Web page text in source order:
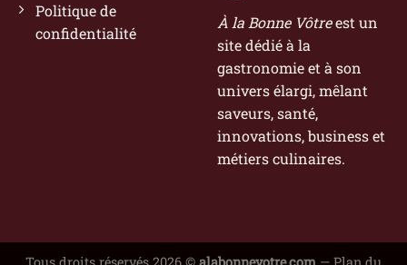
Politique de
confidentialité
À la Bonne Vôtreest un
site dédié à la
gastronomie et à son
univers élargi, mêlant
saveurs, santé,
innovations, business et
métiers culinaires.